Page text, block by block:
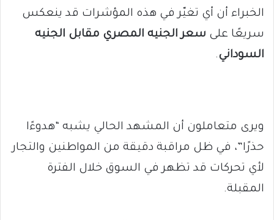
الخبراء أن أي تغيّر في هذه المؤشرات قد ينعكس
سريعًا على سعر الجنيه المصري مقابل الجنيه
السوداني.
ويرى متعاملون أن المشهد الحالي يشبه “هدوءًا
حذرًا”، في ظل مراقبة دقيقة من المواطنين والتجار
لأي تحركات قد تظهر في السوق خلال الفترة
المقبلة.